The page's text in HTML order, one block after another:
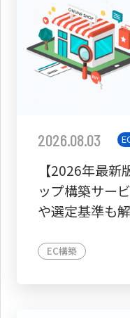
2026.08.03
【2026年最
ップ構築サー
や選定基準も
EC構築